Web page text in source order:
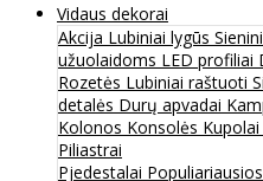
Vidaus dekorai
Akcija Lubiniai lygūs
užuolaidoms LED profiliai
Rozetės Lubiniai raštuoti
detalės Durų apvadai
Kolonos Konsolės Kupolai
Piliastrai
Pjedestalai